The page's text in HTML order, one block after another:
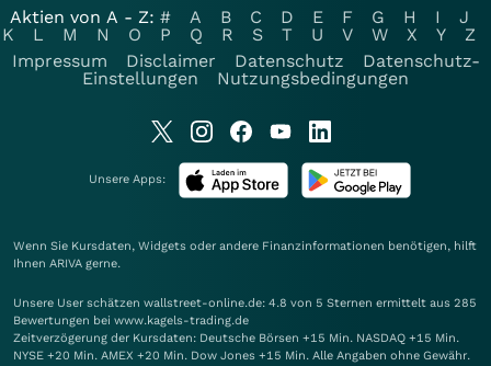
Aktien von A - Z: # A B C D E F G H I
J
K
L M N O P Q R S T U V W X Y
Z
Impressum
Disclaimer Datenschutz
Datenschutz-
Einstellungen
Nutzungsbedingungen
Unsere Apps:
Wenn Sie Kursdaten, Widgets oder andere Finanzinformationen benötigen, hilft
Ihnen ARIVA gerne.
Unsere User schätzen wallstreet-online.de: 4.8 von 5 Sternen ermittelt aus 285
Bewertungen bei www.kagels-trading.de
Zeitverzögerung der Kursdaten: Deutsche Börsen +15 Min. NASDAQ +15 Min.
NYSE +20 Min. AMEX +20 Min. Dow Jones +15 Min. Alle Angaben ohne Gewähr.